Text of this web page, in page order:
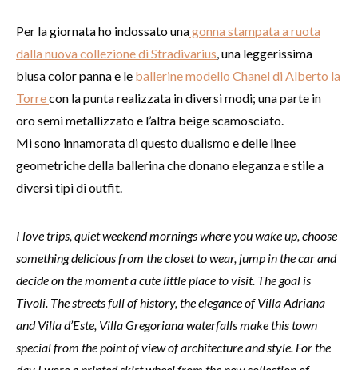
Per la giornata ho indossato unagonna stampata a ruota
dalla nuova collezione di Stradivarius , una leggerissima
blusa color panna e le ballerine modello Chanel di Alberto la
Torrecon la punta realizzata in diversi modi; una parte in
oro semi metallizzato e l’altra beige scamosciato.
Mi sono innamorata di questo dualismo e delle linee
geometriche della ballerina che donano eleganza e stile a
diversi tipi di outfit.
I love trips, quiet weekend mornings where you wake up, choose
something delicious from the closet to wear, jump in the car and
decide on the moment a cute little place to visit. The goal is
Tivoli. The streets full of history, the elegance of Villa Adriana
and Villa d’Este, Villa Gregoriana waterfalls make this town
special from the point of view of architecture and style. For the